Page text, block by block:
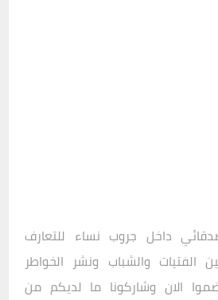
داخل جروب نساء للتعارف
الفتيات والشباب ونشر الخواطر
الان وشاركونا ما لديكم من